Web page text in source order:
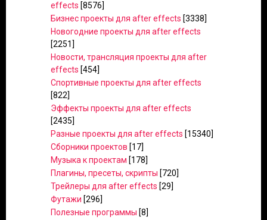
effects [8576]
Бизнес проекты для after effects [3338]
Новогодние проекты для after effects
[2251]
Новости, трансляция проекты для after
effects [454]
Спортивные проекты для after effects
[822]
Эффекты проекты для after effects
[2435]
Разные проекты для after effects [15340]
Сборники проектов [17]
Музыка к проектам [178]
Плагины, пресеты, скрипты [720]
Трейлеры для after effects [29]
Футажи [296]
Полезные программы [8]